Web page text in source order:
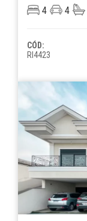
4 4
CÓD:
RI4423